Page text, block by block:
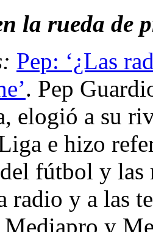
la rueda de
Pep: ‘¿Las
. Pep
elogió a su
e hizo
fútbol y
radio y a las
Mediapro y